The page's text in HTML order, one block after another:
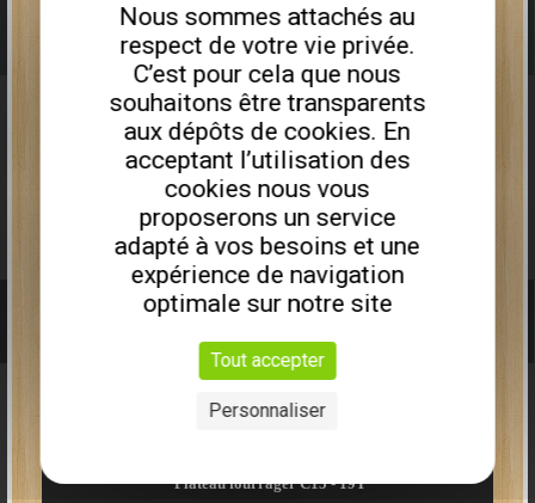
Remorque porte engin PEA675I
HT 6990,00€
Plus que
2 disponibles
Plateau fourrager C15 - 19T
TAILLE HAIE PORTE COUTEAUX
TAILLE HAIE À DISQUES
Nous sommes attachés au
respect de votre vie privée.
C’est pour cela que nous
souhaitons être transparents
aux dépôts de cookies. En
acceptant l’utilisation des
cookies nous vous
proposerons un service
adapté à vos besoins et une
expérience de navigation
optimale sur notre site
Tout accepter
Personnaliser